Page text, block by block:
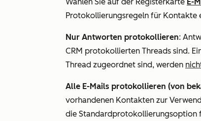
Protokollierungsregeln für Kontakte
Nur Antworten protokollieren:
CRM protokollierten Threads sind.
Thread zugeordnet sind, werden
Alle E-Mails protokollieren (von
vorhandenen Kontakten zur
die Standardprotokollierungsoption